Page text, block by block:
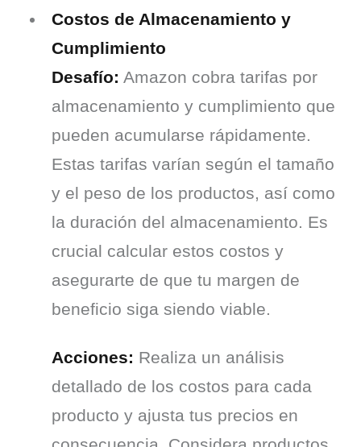
Costos de Almacenamiento y
Cumplimiento
Desafío: Amazon cobra tarifas por
almacenamiento y cumplimiento que
pueden acumularse rápidamente.
Estas tarifas varían según el tamaño
y el peso de los productos, así como
la duración del almacenamiento. Es
crucial calcular estos costos y
asegurarte de que tu margen de
beneficio siga siendo viable.
Acciones: Realiza un análisis
detallado de los costos para cada
producto y ajusta tus precios en